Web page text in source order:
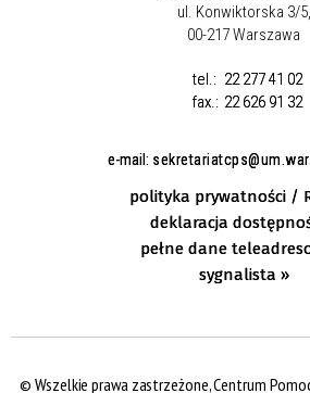
ul. Konwiktorska 3/5,
00-217 Warszawa
tel.: 22 277 41 02
fax.: 22 626 91 32
e-mail:
polityka prywatności /
deklaracja
pełne dane
sygnalista »
© Wszelkie prawa zastrzeżone, Centrum